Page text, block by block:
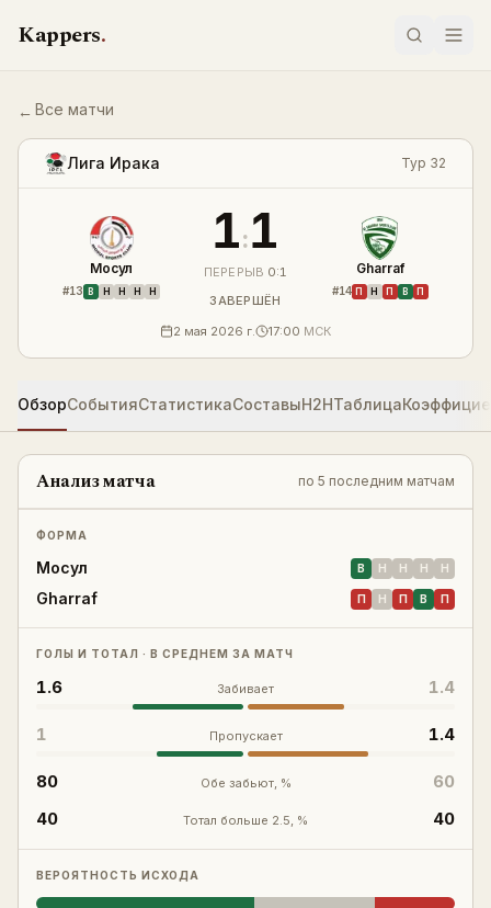
Kappers.
LIVE
Войти Регистрация
← Все матчи
Мосул — Gharraf 1:1 — результат
Лига Ирака Тур 32
Мосул
#13 В Н Н Н Н
1:1
ПЕРЕРЫВ 0:1
ЗАВЕРШЁН
Gharraf
#14 П Н П В П
2 мая 2026 г. 17:00 МСК
ОбзорСобытияСтатистикаСоставыH2HТаблица
Анализ матча по 5 последним матчам
ФОРМА
Мосул В Н Н Н Н
Gharraf П Н П В П
ГОЛЫ И ТОТАЛ · В СРЕДНЕМ ЗА МАТЧ
1.6 Забивает 1.4
1 Пропускает 1.4
80 Обе забьют, %
60
40
Тотал больше 2.5, % 40
ВЕРОЯТНОСТЬ ИСХОДА